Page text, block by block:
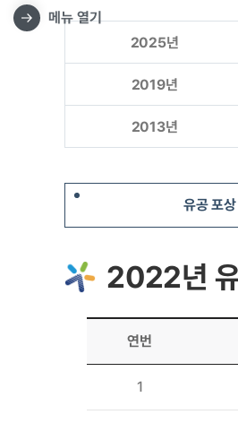
메뉴 열기
2025년
2019년
2013년
유공 포
2022년
연번
1